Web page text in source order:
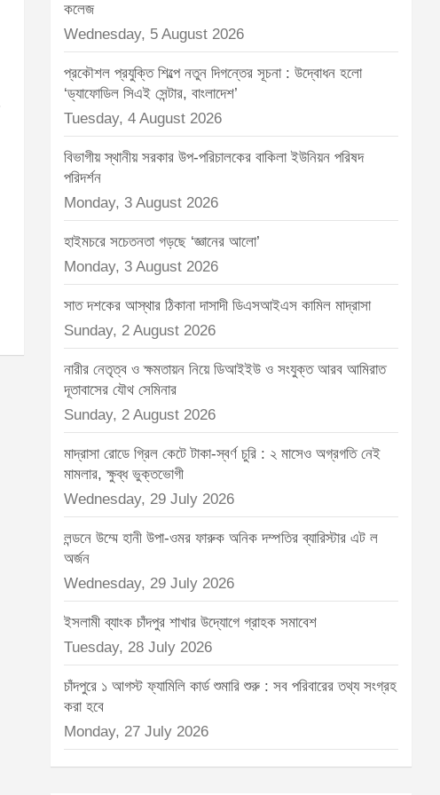
কলেজ
Wednesday, 5 August 2026
প্রকৌশল প্রযুক্তি শিল্পে নতুন দিগন্তের সূচনা : উদ্বোধন হলো
‘ড্যাফোডিল সিএই সেন্টার, বাংলাদেশ’
Tuesday, 4 August 2026
বিভাগীয় স্থানীয় সরকার উপ-পরিচালকের বাকিলা ইউনিয়ন পরিষদ
পরিদর্শন
Monday, 3 August 2026
হাইমচরে সচেতনতা গড়ছে ‘জ্ঞানের আলো’
Monday, 3 August 2026
সাত দশকের আস্থার ঠিকানা দাসাদী ডিএসআইএস কামিল মাদ্রাসা
Sunday, 2 August 2026
নারীর নেতৃত্ব ও ক্ষমতায়ন নিয়ে ডিআইইউ ও সংযুক্ত আরব আমিরাত
দূতাবাসের যৌথ সেমিনার
Sunday, 2 August 2026
মাদ্রাসা রোডে গ্রিল কেটে টাকা-স্বর্ণ চুরি : ২ মাসেও অগ্রগতি নেই
মামলার, ক্ষুব্ধ ভুক্তভোগী
Wednesday, 29 July 2026
লন্ডনে উম্মে হানী উপা-ওমর ফারুক অনিক দম্পতির ব্যারিস্টার এট ল
অর্জন
Wednesday, 29 July 2026
ইসলামী ব্যাংক চাঁদপুর শাখার উদ্যোগে গ্রাহক সমাবেশ
Tuesday, 28 July 2026
চাঁদপুরে ১ আগস্ট ফ্যামিলি কার্ড শুমারি শুরু : সব পরিবারের তথ্য সংগ্রহ
করা হবে
Monday, 27 July 2026